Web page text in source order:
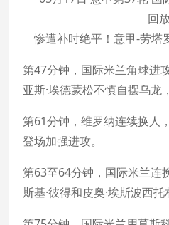
惨遭补时绝平！意甲-劳塔
第47分钟，国际米兰角球进
亚斯·埃德蒙松不慎自摆乌龙
第61分钟，维罗纳连续换人
登场加强进攻。
第63至64分钟，国际米兰连
斯基·彼得和皮奥·埃斯波西托